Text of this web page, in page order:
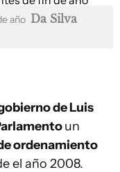
año Da Silva
de Luis
un
ordenamiento
el año 2008.